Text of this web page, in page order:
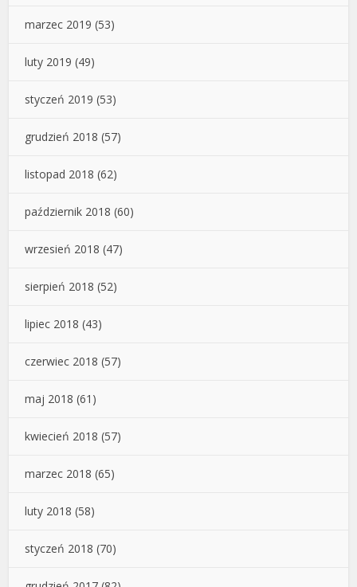
marzec 2019 (53)
luty 2019 (49)
styczeń 2019 (53)
grudzień 2018 (57)
listopad 2018 (62)
październik 2018 (60)
wrzesień 2018 (47)
sierpień 2018 (52)
lipiec 2018 (43)
czerwiec 2018 (57)
maj 2018 (61)
kwiecień 2018 (57)
marzec 2018 (65)
luty 2018 (58)
styczeń 2018 (70)